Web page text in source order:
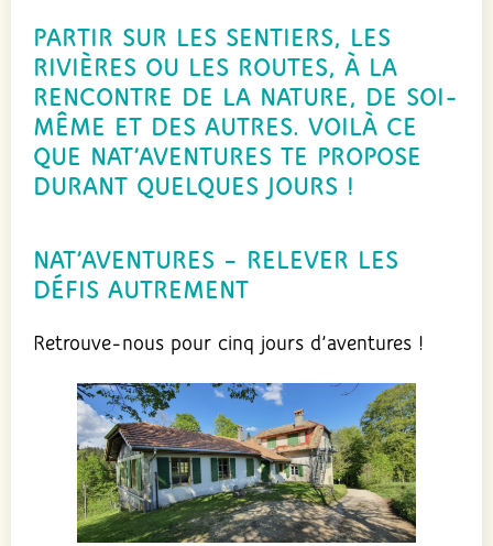
PARTIR SUR LES SENTIERS, LES
RIVIÈRES OU LES ROUTES, À LA
RENCONTRE DE LA NATURE, DE SOI-
MÊME ET DES AUTRES. VOILÀ CE
QUE NAT’AVENTURES TE PROPOSE
DURANT QUELQUES JOURS !
NAT’AVENTURES – RELEVER LES
DÉFIS AUTREMENT
Retrouve-nous pour cinq jours d’aventures !